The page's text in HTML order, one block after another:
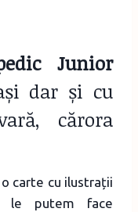
Junior
dar și cu
cărora
carte cu ilustrații
le putem face